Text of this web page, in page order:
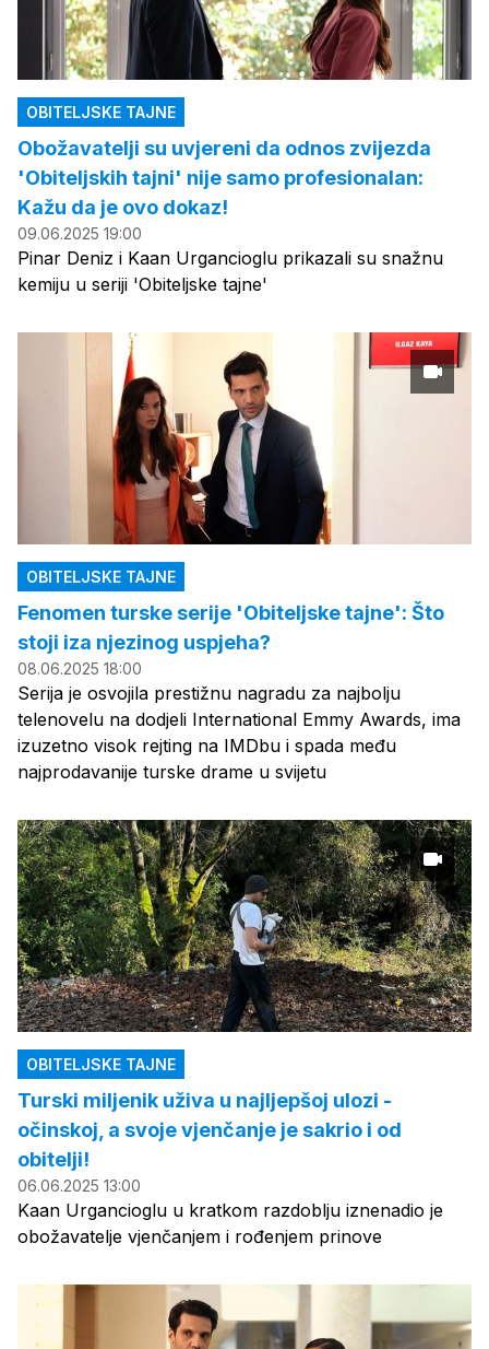
OBITELJSKE TAJNE
Obožavatelji su uvjereni da odnos zvijezda
'Obiteljskih tajni' nije samo profesionalan:
Kažu da je ovo dokaz!
09.06.2025 19:00
Pinar Deniz i Kaan Urgancioglu prikazali su snažnu
kemiju u seriji 'Obiteljske tajne'
OBITELJSKE TAJNE
Fenomen turske serije 'Obiteljske tajne': Što
stoji iza njezinog uspjeha?
08.06.2025 18:00
Serija je osvojila prestižnu nagradu za najbolju
telenovelu na dodjeli International Emmy Awards, ima
izuzetno visok rejting na IMDbu i spada među
najprodavanije turske drame u svijetu
OBITELJSKE TAJNE
Turski miljenik uživa u najljepšoj ulozi -
očinskoj, a svoje vjenčanje je sakrio i od
obitelji!
06.06.2025 13:00
Kaan Urgancioglu u kratkom razdoblju iznenadio je
obožavatelje vjenčanjem i rođenjem prinove